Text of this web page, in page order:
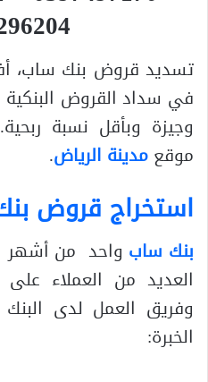
تسديد قروض بنك ساب،
في سداد القروض
وجيزة وبأقل نسبة
موقعمدينة الرياض.
استخراج قروض
بنك ساب واحد من أشهر
العديد من العملاء
وفريق العمل لدى
الخبرة: